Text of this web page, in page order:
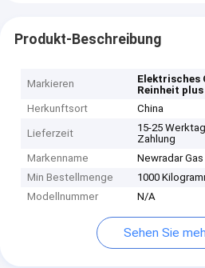
Produkt-Beschreibung
Markieren Elektrisches
Reinheit
Herkunftsort
China
Lieferzeit
15-25
Zahlung
Markenname
Newradar Gas
Min Bestellmenge
1000
Modellnummer
N/A
Sehen Sie